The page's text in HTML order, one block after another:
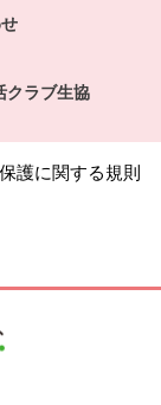
クラブ生協
護に関する規則